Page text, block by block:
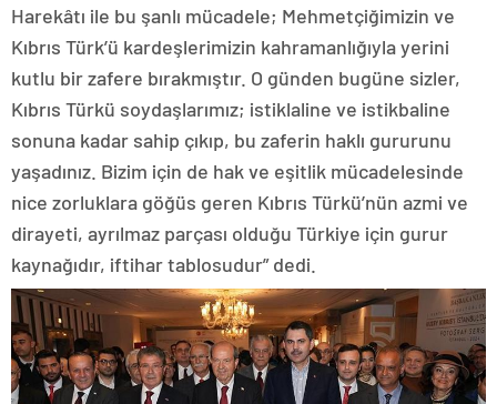
Harekâtı ile bu şanlı mücadele; Mehmetçiğimizin ve
Kıbrıs Türk’ü kardeşlerimizin kahramanlığıyla yerini
kutlu bir zafere bırakmıştır. O günden bugüne sizler,
Kıbrıs Türkü soydaşlarımız; istiklaline ve istikbaline
sonuna kadar sahip çıkıp, bu zaferin haklı gururunu
yaşadınız. Bizim için de hak ve eşitlik mücadelesinde
nice zorluklara göğüs geren Kıbrıs Türkü’nün azmi ve
dirayeti, ayrılmaz parçası olduğu Türkiye için gurur
kaynağıdır, iftihar tablosudur” dedi.